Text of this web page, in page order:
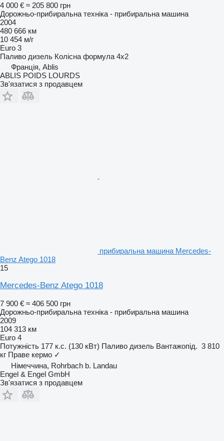
4 000 € ≈ 205 800 грн
Дорожньо-прибиральна техніка - прибиральна машина
2004
480 666 км
10 454 м/г
Euro 3
Паливо дизель Колісна формула 4x2
Франція, Ablis
ABLIS POIDS LOURDS
Зв'язатися з продавцем
прибиральна машина Mercedes-
Benz Atego 1018
15
Mercedes-Benz Atego 1018
7 900 € ≈ 406 500 грн
Дорожньо-прибиральна техніка - прибиральна машина
2009
104 313 км
Euro 4
Потужність 177 к.с. (130 кВт) Паливо дизель Вантажопід. 3 810
кг Праве кермо ✓
Німеччина, Rohrbach b. Landau
Engel & Engel GmbH
Зв'язатися з продавцем